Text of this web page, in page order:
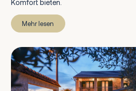
Komfort bieten.
Mehr lesen